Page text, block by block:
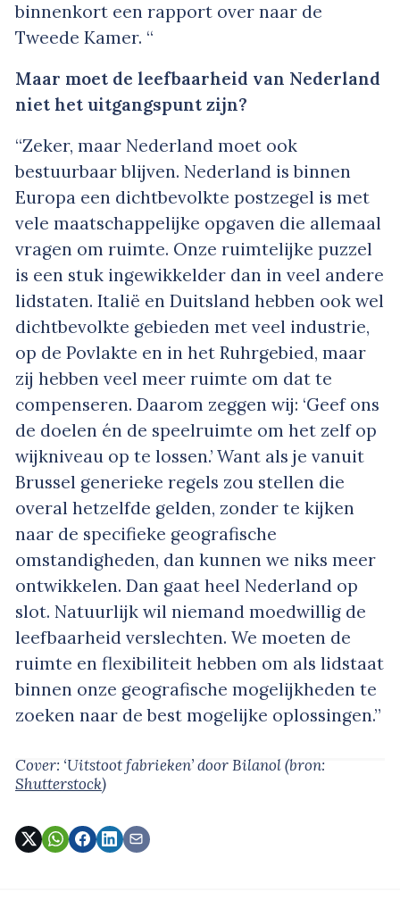
binnenkort een rapport over naar de
Tweede Kamer. “
Maar moet de leefbaarheid van Nederland
niet het uitgangspunt zijn?
“Zeker, maar Nederland moet ook
bestuurbaar blijven. Nederland is binnen
Europa een dichtbevolkte postzegel is met
vele maatschappelijke opgaven die allemaal
vragen om ruimte. Onze ruimtelijke puzzel
is een stuk ingewikkelder dan in veel andere
lidstaten. Italië en Duitsland hebben ook wel
dichtbevolkte gebieden met veel industrie,
op de Povlakte en in het Ruhrgebied, maar
zij hebben veel meer ruimte om dat te
compenseren. Daarom zeggen wij: ‘Geef ons
de doelen én de speelruimte om het zelf op
wijkniveau op te lossen.’ Want als je vanuit
Brussel generieke regels zou stellen die
overal hetzelfde gelden, zonder te kijken
naar de specifieke geografische
omstandigheden, dan kunnen we niks meer
ontwikkelen. Dan gaat heel Nederland op
slot. Natuurlijk wil niemand moedwillig de
leefbaarheid verslechten. We moeten de
ruimte en flexibiliteit hebben om als lidstaat
binnen onze geografische mogelijkheden te
zoeken naar de best mogelijke oplossingen.”
Cover: ‘Uitstoot fabrieken’door Bilanol(bron:
Shutterstock)